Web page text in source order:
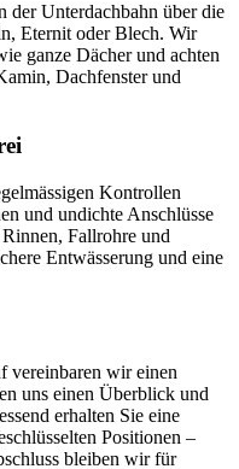
der Unterdachbahn über die
Eternit oder Blech. Wir
ganze Dächer und achten
Dachfenster und
Kontrollen
und undichte Anschlüsse
Fallrohre und
Entwässerung und eine
vereinbaren wir einen
uns einen Überblick und
erhalten Sie eine
Positionen –
bleiben wir für